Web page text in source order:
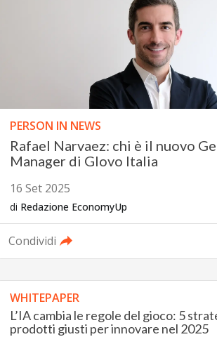
PERSON IN NEWS
Rafael Narvaez: chi è il nuovo
Manager di Glovo Italia
16 Set 2025
di Redazione EconomyUp
Condividi
WHITEPAPER
L’IA cambia le regole del gioco: 5
prodotti giusti per innovare nel 2025